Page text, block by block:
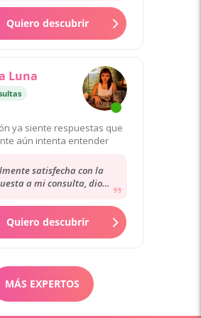
Quiero descubrir
Luna
ya siente respuestas que
aún intenta entender
satisfecha con la
a mi consulta, dio
a mi corazon , me gusto
mucho sobre todo...
Quiero descubrir
MÁS EXPERTOS